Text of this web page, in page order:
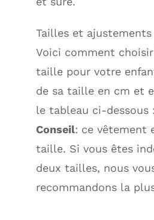
Tailles et ajustements
Voici comment
taille pour votre
de sa taille en cm et
le tableau ci-dessous :
Conseil: ce vêtement
taille. Si vous êtes
deux tailles, nous
recommandons la